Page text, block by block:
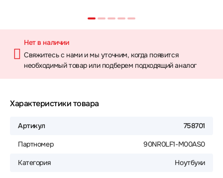
Нет в наличии
Свяжитесь с нами и мы уточним, когда появится
необходимый товар или подберем подходящий аналог
Характеристики товара
Артикул 758701
Партномер 90NR0LF1-M00AS0
Категория Ноутбуки